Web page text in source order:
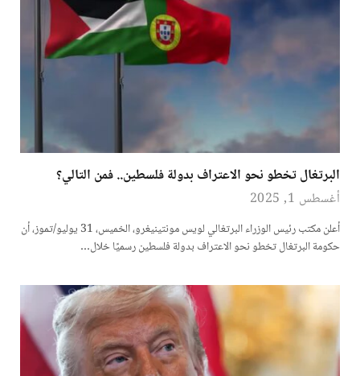
البرتغال تخطو نحو الاعتراف بدولة فلسطين.. فمن التالي؟
أغسطس 1, 2025
أعلن مكتب رئيس الوزراء البرتغالي لويس مونتينيغرو، الخميس، 31 يوليو/تموز، أن
حكومة البرتغال تخطو نحو الاعتراف بدولة فلسطين رسميًا خلال…